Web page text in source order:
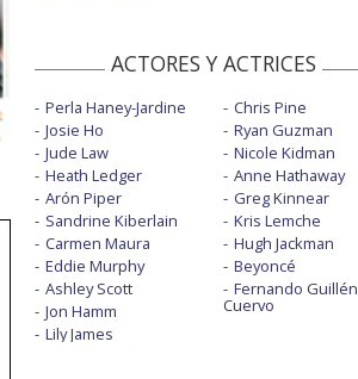
ACTORES Y ACTRICES
Perla Haney-Jardine
Josie Ho
Jude Law
Heath Ledger
Arón Piper
Sandrine Kiberlain
Carmen Maura
Eddie Murphy
Ashley Scott
Jon Hamm
Lily James
Chris Pine
Ryan Guzman
Nicole Kidman
Anne Hathaway
Greg Kinnear
Kris Lemche
Hugh Jackman
Beyoncé
Fernando Guillén
Cuervo